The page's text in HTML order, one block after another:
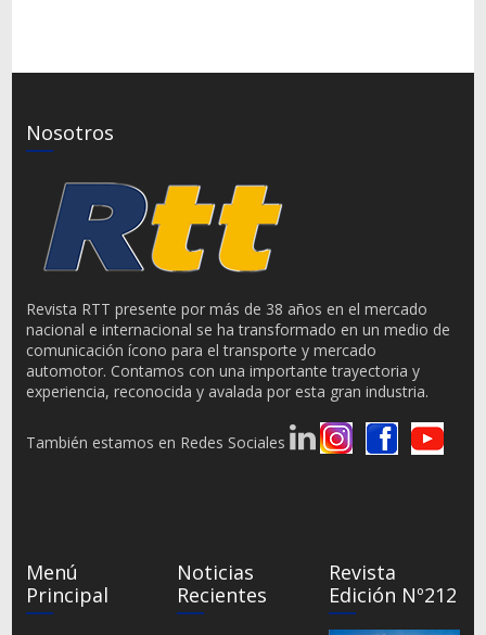
Nosotros
Revista RTT presente por más de 38 años en el mercado
nacional e internacional se ha transformado en un medio de
comunicación ícono para el transporte y mercado
automotor. Contamos con una importante trayectoria y
experiencia, reconocida y avalada por esta gran industria.
También estamos en Redes Sociales
Menú
Principal
Noticias
Recientes
Revista
Edición Nº212